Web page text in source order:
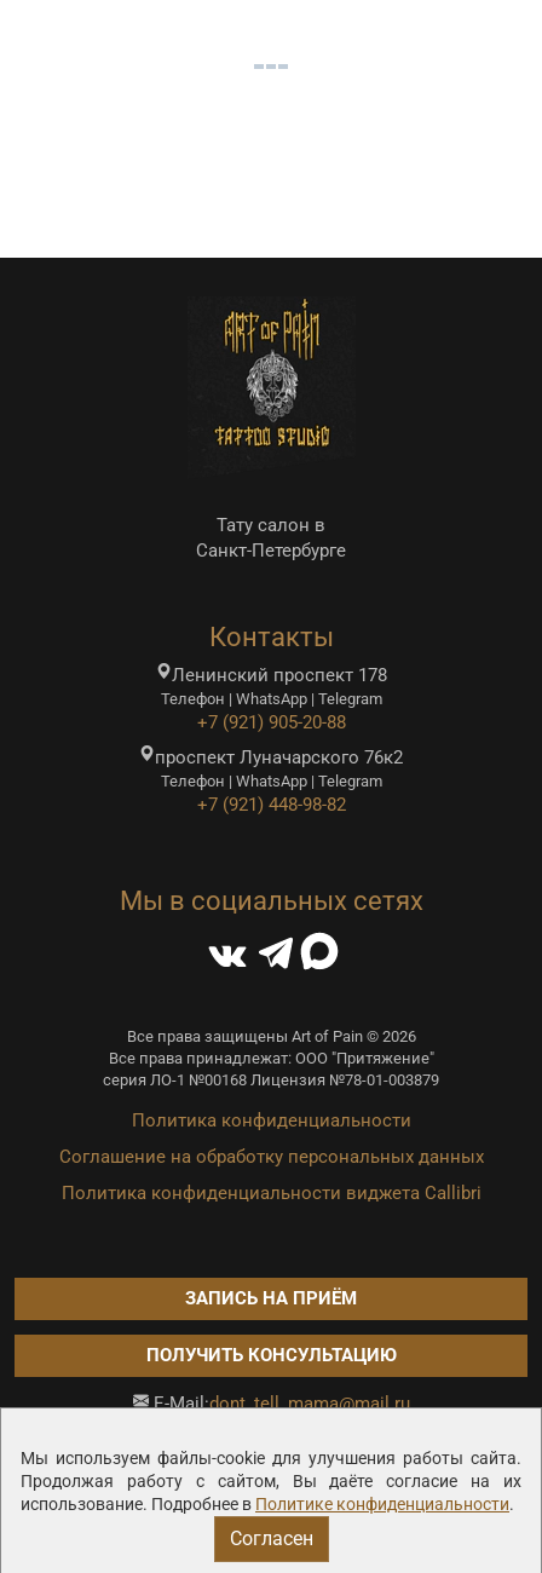
Мы используем файлы-cookie для улучшения работы сайта.
Продолжая работу с сайтом, Вы даёте согласие на их
использование. Подробнее в Политике конфиденциальности.
Согласен
Тату салон в
Санкт-Петербурге
Контакты
Ленинский проспект 178
Телефон | WhatsApp | Telegram
+7 (921) 905-20-88
проспект Луначарского 76к2
Телефон | WhatsApp | Telegram
+7 (921) 448-98-82
Мы в социальных сетях
Все права защищены Art of Pain © 2026
Все права принадлежат: ООО "Притяжение"
серия ЛО-1 №00168 Лицензия №78-01-003879
Политика конфиденциальности
Соглашение на обработку персональных данных
Политика конфиденциальности виджета Callibri
ЗАПИСЬ НА ПРИЁМ
ПОЛУЧИТЬ КОНСУЛЬТАЦИЮ
E-Mail:dont_tell_mama@mail.ru